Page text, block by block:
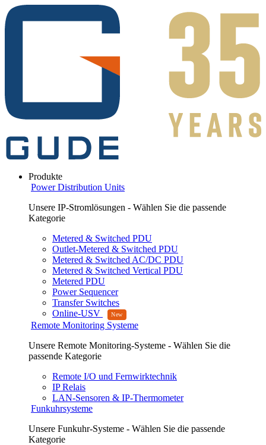
Produkte
Power Distribution Units
Unsere IP-Stromlösungen - Wählen Sie die passende
Kategorie
Metered & Switched PDU
Outlet-Metered & Switched PDU
Metered & Switched AC/DC PDU
Metered & Switched Vertical PDU
Metered PDU
Power Sequencer
Transfer Switches
Online-USV
Remote Monitoring Systeme
Unsere Remote Monitoring-Systeme - Wählen Sie die
passende Kategorie
Remote I/O und Fernwirktechnik
IP Relais
LAN-Sensoren & IP-Thermometer
Funkuhrsysteme
Unsere Funkuhr-Systeme - Wählen Sie die passende
Kategorie